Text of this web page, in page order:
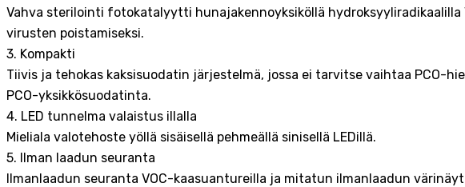
Vahva sterilointi fotokatalyytti hunajakennoyksiköllä hydroksyyliradikaalilla
virusten poistamiseksi.
3. Kompakti
Tiivis ja tehokas kaksisuodatin järjestelmä, jossa ei tarvitse vaihtaa PCO-
PCO-yksikkösuodatinta.
4. LED tunnelma valaistus illalla
Mieliala valotehoste yöllä sisäisellä pehmeällä sinisellä LEDillä.
5. Ilman laadun seuranta
Ilmanlaadun seuranta VOC-kaasuantureilla ja mitatun ilmanlaadun